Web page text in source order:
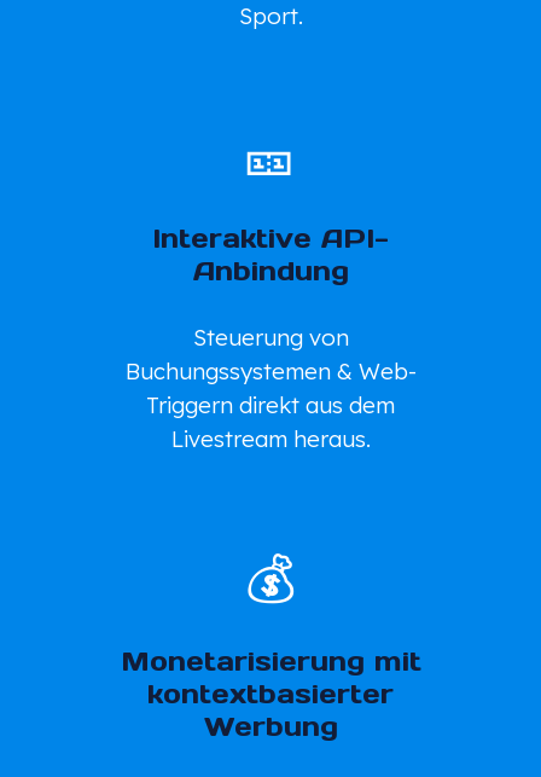
Sport.
🎫
Interaktive API-
Anbindung
Steuerung von
Buchungssystemen & Web-
Triggern direkt aus dem
Livestream heraus.
💰
Monetarisierung mit
kontextbasierter
Werbung